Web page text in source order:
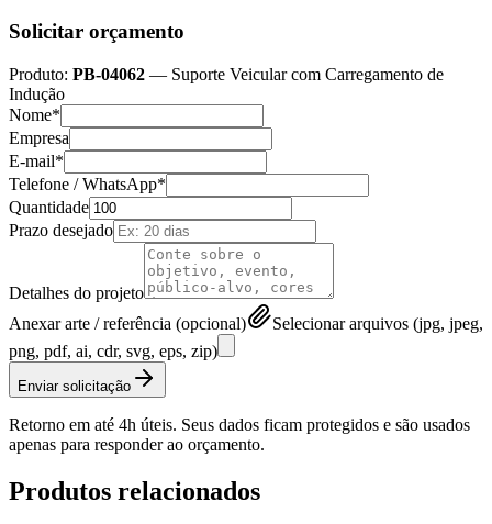
Solicitar orçamento
Produto: PB-04062 — Suporte Veicular com Carregamento de
Indução
Nome*
Empresa
E-mail*
Telefone / WhatsApp*
Quantidade
Prazo desejado
Detalhes do projeto
Anexar arte / referência (opcional)
Selecionar arquivos (jpg, jpeg,
png, pdf, ai, cdr, svg, eps, zip)
Enviar solicitação
Retorno em até 4h úteis. Seus dados ficam protegidos e são usados
apenas para responder ao orçamento.
Produtos relacionados